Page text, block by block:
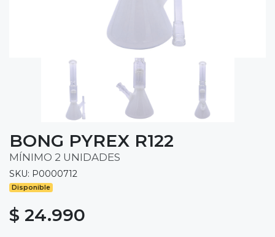
BONG PYREX R122
MÍNIMO 2 UNIDADES
SKU: P0000712
Disponible
$ 24.990